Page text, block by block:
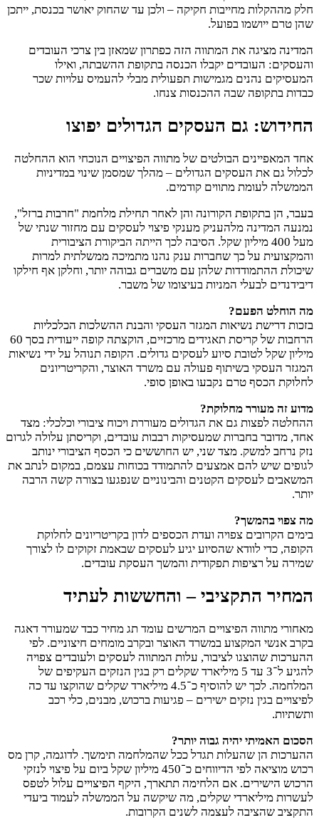
חלק מההקלות מחייבות חקיקה – ולכן עד שהחוק יאושר בכנסת, ייתכן
שהן טרם ייושמו בפועל.
המדינה מציגה את המתווה הזה כפתרון שמאזן בין צרכי העובדים
והעסקים: העובדים יקבלו הכנסה בתקופת ההשבתה, ואילו
המעסיקים נהנים מגמישות תפעולית מבלי להעמיס עלויות שכר
כבדות בתקופה שבה ההכנסות צנחו.
החידוש: גם העסקים הגדולים יפוצו
אחד המאפיינים הבולטים של מתווה הפיצויים הנוכחי הוא ההחלטה
לכלול גם את העסקים הגדולים – מהלך שמסמן שינוי במדיניות
הממשלה לעומת מתווים קודמים.
בעבר, הן בתקופת הקורונה והן לאחר תחילת מלחמת "חרבות ברזל",
נמנעה המדינה מלהעניק מענקי פיצוי לעסקים עם מחזור שנתי של
מעל 400 מיליון שקל. הסיבה לכך הייתה הביקורת הציבורית
והמקצועית על כך שחברות ענק נהנו מתמיכה ממשלתית למרות
שיכולת ההתמודדות שלהן עם משברים גבוהה יותר, וחלקן אף חילקו
דיבידנדים לבעלי המניות בעיצומו של משבר.
מה הוחלט הפעם?
בזכות דרישת נשיאות המגזר העסקי והבנת ההשלכות הכלכליות
הרחבות של קריסת תאגידים מרכזיים, הוקצתה קופה ייעודית בסך 60
מיליון שקל לטובת סיוע לעסקים גדולים. הקופה תנוהל על ידי נשיאות
המגזר העסקי בשיתוף פעולה עם משרד האוצר, והקריטריונים
לחלוקת הכסף טרם נקבעו באופן סופי.
מדוע זה מעורר מחלוקת?
ההחלטה לפצות גם את הגדולים מעוררת ויכוח ציבורי וכלכלי: מצד
אחד, מדובר בחברות שמעסיקות רבבות עובדים, וקריסתן עלולה לגרום
נזק נרחב למשק. מצד שני, יש החוששים כי הכסף הציבורי ינותב
לגופים שיש להם אמצעים להתמודד בכוחות עצמם, במקום לנתב את
המשאבים לעסקים הקטנים והבינוניים שנפגעו בצורה קשה הרבה
יותר.
מה צפוי בהמשך?
בימים הקרובים צפויה ועדת הכספים לדון בקריטריונים לחלוקת
הקופה, כדי לוודא שהסיוע יגיע לעסקים שבאמת זקוקים לו לצורך
שמירה על רציפות תפקודית והמשך העסקת עובדים.
המחיר התקציבי – והחששות לעתיד
מאחורי מתווה הפיצויים המרשים עומד תג מחיר כבד שמעורר דאגה
בקרב אנשי המקצוע במשרד האוצר ובקרב מומחים חיצוניים. לפי
ההערכות שהוצגו לציבור, עלות המתווה לעסקים ולעובדים צפויה
להגיע ל־3 עד 5 מיליארד שקלים רק בגין הנזקים העקיפים של
המלחמה. לכך יש להוסיף כ־4.5 מיליארד שקלים שהוקצו עד כה
לפיצויים בגין נזקים ישירים – פגיעות ברכוש, מבנים, כלי רכב
ותשתיות.
הסכום האמיתי יהיה גבוה יותר?
ההערכות הן שהעלות תגדל ככל שהמלחמה תימשך. לדוגמה, קרן מס
רכוש מוציאה לפי הדיווחים כ־450 מיליון שקל ביום על פיצוי לנזקי
הרכוש הישירים. אם הלחימה תתארך, היקף הפיצויים עלול לטפס
לעשרות מיליארדי שקלים, מה שיקשה על הממשלה לעמוד ביעדי
התקציב שהציבה לעצמה לשנים הקרובות.